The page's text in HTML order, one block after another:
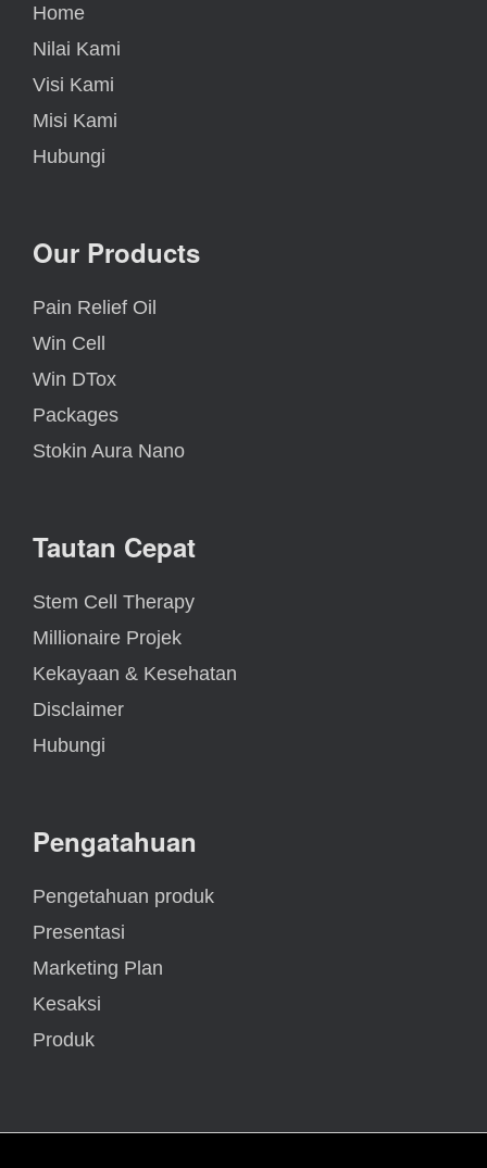
Home
Nilai Kami
Visi Kami
Misi Kami
Hubungi
Our Products
Pain Relief Oil
Win Cell
Win DTox
Packages
Stokin Aura Nano
Tautan Cepat
Stem Cell Therapy
Millionaire Projek
Kekayaan & Kesehatan
Disclaimer
Hubungi
Pengatahuan
Pengetahuan produk
Presentasi
Marketing Plan
Kesaksi
Produk